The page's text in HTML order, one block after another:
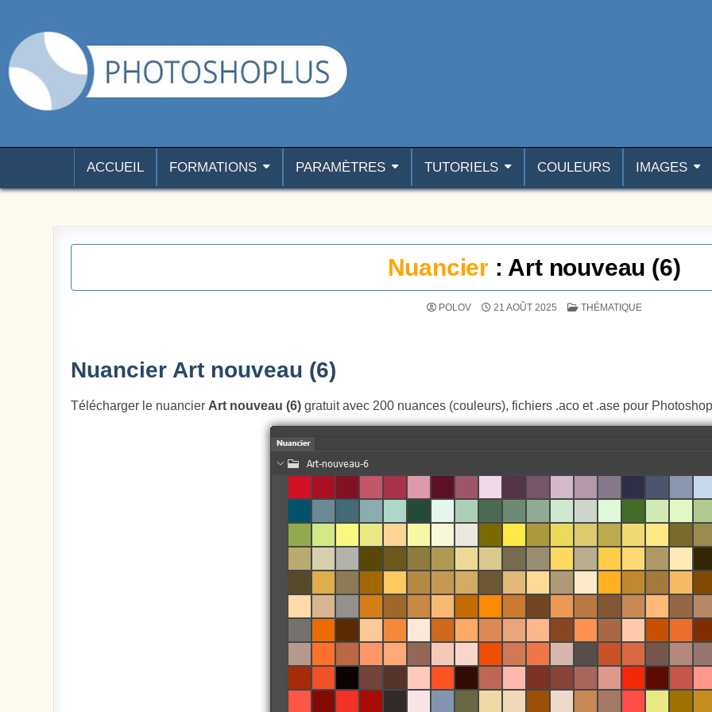
ACCUEIL FORMATIONS PARAMÈTRES TUTORIELS COULEURS IMAGES
Nuancier : Art nouveau (6)
POLOV 21 AOÛT 2025 POSTÉ DANS
THÉMATIQUE
Nuancier Art nouveau (6)
Télécharger le nuancier Art nouveau (6) gratuit avec 200 nuances (couleurs), fichiers .aco et .ase pour